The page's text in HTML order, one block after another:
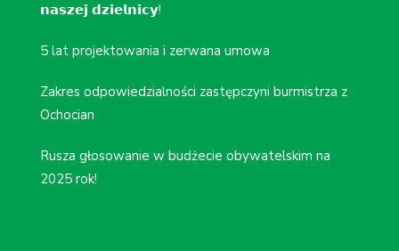
𝗻𝗮𝘀𝘇𝗲𝗷 𝗱𝘇𝗶𝗲𝗹𝗻𝗶𝗰𝘆!
5 lat projektowania i zerwana umowa
Zakres odpowiedzialności zastępczyni burmistrza z
Ochocian
Rusza głosowanie w budżecie obywatelskim na
2025 rok!